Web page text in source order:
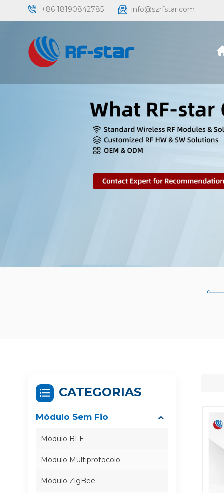
+86 18190842785 info@szrfstar.com
CATEGORIAS
Módulo Sem Fio
Módulo BLE
Módulo Multiprotocolo
Módulo ZigBee